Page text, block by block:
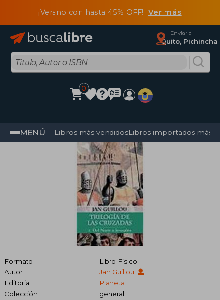
¡Verano con hasta 45% OFF! Ver más
Enviar a
Quito, Pichincha
0
MENÚ Libros más vendidosLibros importados más
Formato
Libro Físico
Autor
Jan Guillou
Editorial
Planeta
Colección
general